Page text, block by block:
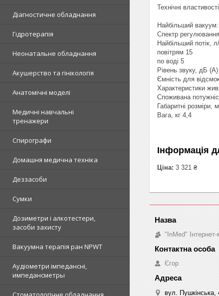
Діагностичне обладнання
Гідротерапія
Неонатальне обладнання
Акушерство та гінікологія
Анатомічні моделі
Медичні навчальні
тренажери
Спирографи
Домашня медична техніка
Деззасоби
Сумки
Дозиметри і алкотестери,
засоби захисту
Вакуумна терапія ран NPWT
Аудіометри імпедансні,
импедансметры
Технічні
Найбільший
Спектр
Найбільший потік,
повітрям 15
по воді 5
Рівень звуку, дБ
Ємність для
Характеристики
Споживана
Габаритні розміри,
Вага, кг 4,4
Інформація
Ціна: 3 321 ₴
"InMed"
Єгор
вул. Пушкінська,